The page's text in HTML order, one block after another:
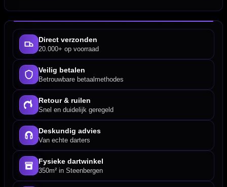
Direct verzonden
20.000+ op voorraad
Veilig betalen
Betrouwbare betaalmethodes
Retour & ruilen
Snel en duidelijk geregeld
Deskundig advies
Van echte darters
Fysieke dartwinkel
350m² in Steenbergen